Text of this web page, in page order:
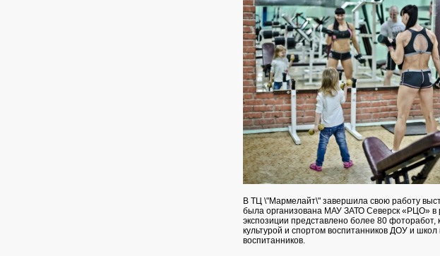
В ТЦ \"Мармелайт\" завершила свою работу
была организована МАУ ЗАТО Северск «РЦО» в
экспозиции представлено более 80
культурой и спортом воспитанников ДОУ и
воспитанников.